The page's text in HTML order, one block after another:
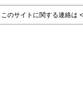
このサイトに関する連絡は